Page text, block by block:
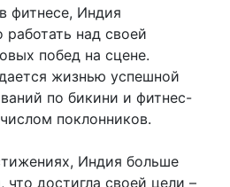
фитнесе, Индия
над своей
побед на сцене.
жизнью успешной
по бикини и фитнес-
поклонников.
Индия больше
что достигла своей цели –